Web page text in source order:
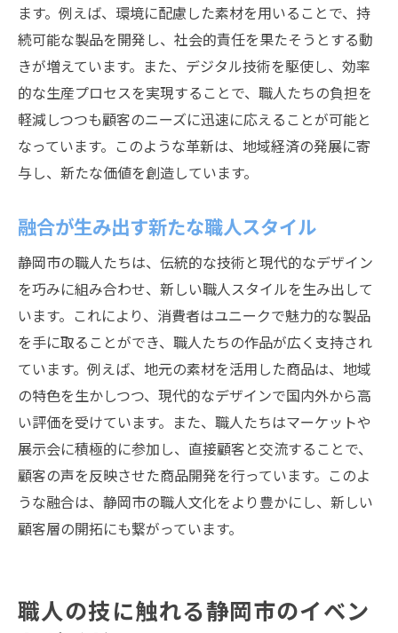
ます。例えば、環境に配慮した素材を用いることで、持
続可能な製品を開発し、社会的責任を果たそうとする動
きが増えています。また、デジタル技術を駆使し、効率
的な生産プロセスを実現することで、職人たちの負担を
軽減しつつも顧客のニーズに迅速に応えることが可能と
なっています。このような革新は、地域経済の発展に寄
与し、新たな価値を創造しています。
融合が生み出す新たな職人スタイル
静岡市の職人たちは、伝統的な技術と現代的なデザイン
を巧みに組み合わせ、新しい職人スタイルを生み出して
います。これにより、消費者はユニークで魅力的な製品
を手に取ることができ、職人たちの作品が広く支持され
ています。例えば、地元の素材を活用した商品は、地域
の特色を生かしつつ、現代的なデザインで国内外から高
い評価を受けています。また、職人たちはマーケットや
展示会に積極的に参加し、直接顧客と交流することで、
顧客の声を反映させた商品開発を行っています。このよ
うな融合は、静岡市の職人文化をより豊かにし、新しい
顧客層の開拓にも繋がっています。
職人の技に触れる静岡市のイベン